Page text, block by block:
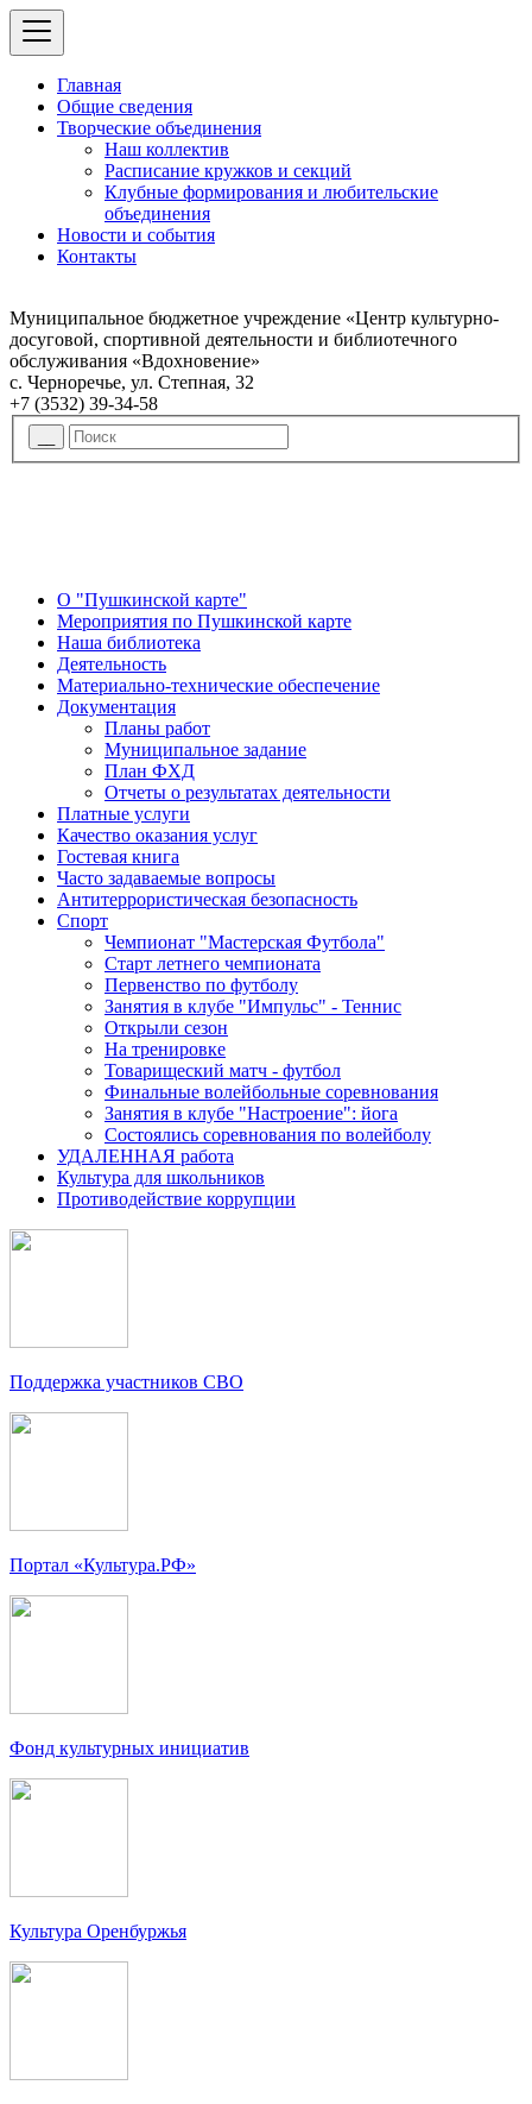
Главная
Общие сведения
Творческие объединения
Наш коллектив
Расписание кружков и секций
Клубные формирования и любительские
объединения
Новости и события
Контакты
Муниципальное бюджетное учреждение «Центр культурно-
досуговой, спортивной деятельности и библиотечного
обслуживания «Вдохновение»
с. Черноречье, ул. Степная, 32
+7 (3532) 39-34-58
О "Пушкинской карте"
Мероприятия по Пушкинской карте
Наша библиотека
Деятельность
Материально-технические обеспечение
Документация
Планы работ
Муниципальное задание
План ФХД
Отчеты о результатах деятельности
Платные услуги
Качество оказания услуг
Гостевая книга
Часто задаваемые вопросы
Антитеррористическая безопасность
Спорт
Чемпионат "Мастерская Футбола"
Старт летнего чемпионата
Первенство по футболу
Занятия в клубе "Импульс" - Теннис
Открыли сезон
На тренировке
Товарищеский матч - футбол
Финальные волейбольные соревнования
Занятия в клубе "Настроение": йога
Состоялись соревнования по волейболу
УДАЛЕННАЯ работа
Культура для школьников
Противодействие коррупции
Поддержка участников СВО
Портал «Культура.РФ»
Фонд культурных инициатив
Культура Оренбуржья